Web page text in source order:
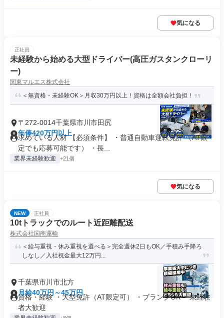
気になる
正社員
未経験から始める大型ドライバー(高圧ガスタンクローリ
ー)
関東マルエス株式会社
＜無資格・未経験OK＞月収30万円以上！資格は全額会社負担！
〒272-0014千葉県市川市田尻
年俸420万円以上
求めている人材 【必須条件】 ・普通自動車運転免許 （AT限
定でも応募可能です） ・長...
業界未経験歓迎 +21個
気になる
NEW 正社員
10tトラックでのルート近距離配送
株式会社国商運輸
＜給与重視・休み重視を選べる＞完全週休2日もOK／手積み手降ろ
しなし／入社祝金最大12万円...
千葉県市川市北方
月給40万円～45万円
資格・経験 ・大型免許（AT限定可） ・ブランクOK ・未経験
者大歓迎